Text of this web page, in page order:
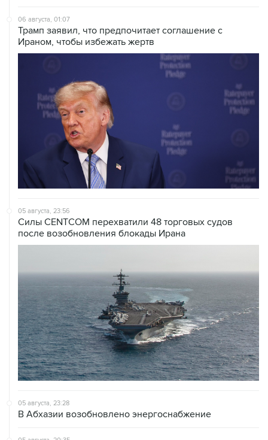
06 августа, 01:07
Трамп заявил, что предпочитает соглашение с
Ираном, чтобы избежать жертв
05 августа, 23:56
Силы CENTCOM перехватили 48 торговых судов
после возобновления блокады Ирана
05 августа, 23:28
В Абхазии возобновлено энергоснабжение